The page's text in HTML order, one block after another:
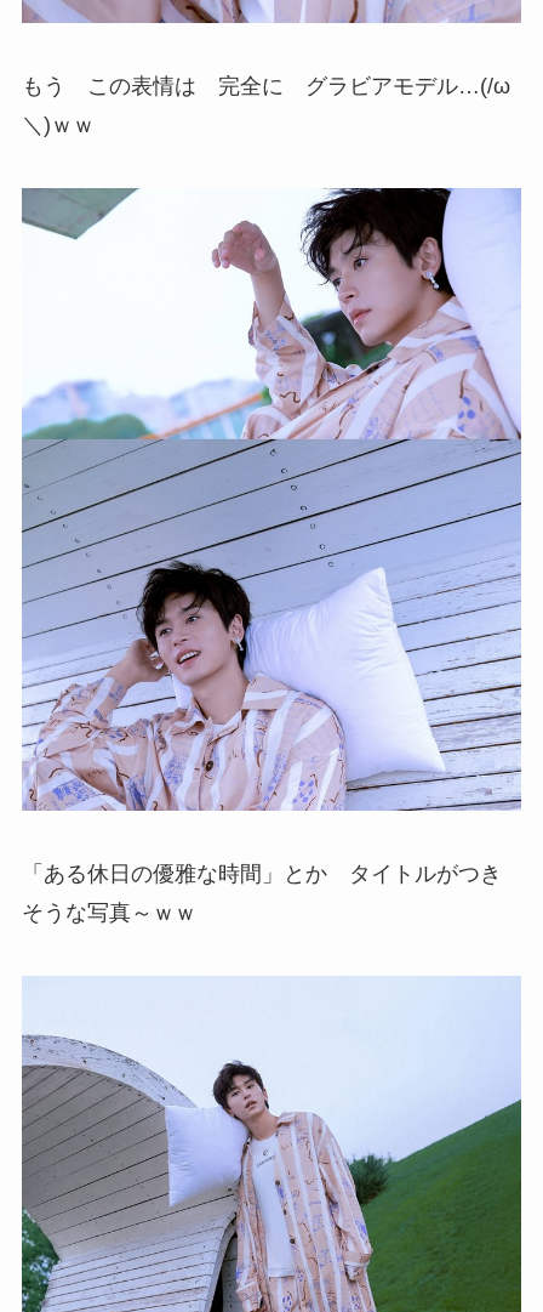
もう この表情は 完全に グラビアモデル…(/ω
＼)ｗｗ
「ある休日の優雅な時間」とか タイトルがつき
そうな写真～ｗｗ